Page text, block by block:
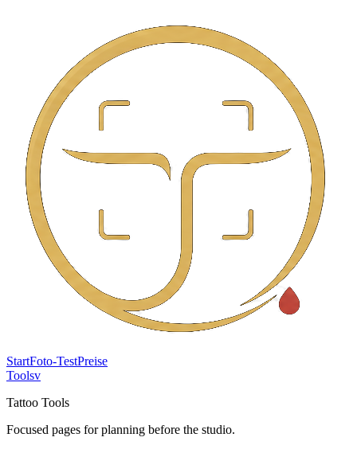
StartFoto-TestPreise
Toolsv
Tattoo Tools
Focused pages for planning before the studio.